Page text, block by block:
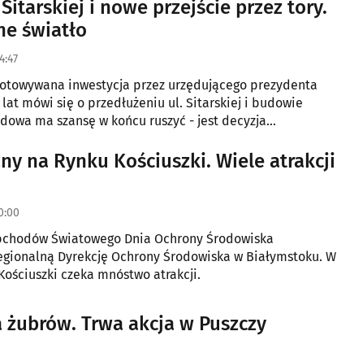
i nowe przejście przez tory.
światło
inwestycja przez urzędującego prezydenta
lat mówi się o przedłużeniu ul. Sitarskiej i budowie
ma szansę w końcu ruszyć - jest decyzja
na Rynku Kościuszki. Wiele atrakcji
Światowego Dnia Ochrony Środowiska
Dyrekcję Ochrony Środowiska w Białymstoku. W
czeka mnóstwo atrakcji.
Trwa akcja w Puszczy